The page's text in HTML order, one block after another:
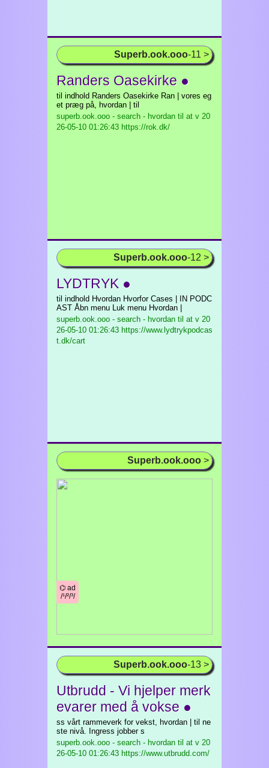
Superb.ook.ooo-11 >
Randers Oasekirke ●
til indhold Randers Oasekirke Ran | vores eg
et præg på, hvordan | til
superb.ook.ooo - search - hvordan til at v 20
26-05-10 01:26:43 https://rok.dk/
Superb.ook.ooo-12 >
LYDTRYK ●
til indhold Hvordan Hvorfor Cases | IN PODC
AST Åbn menu Luk menu Hvordan |
superb.ook.ooo - search - hvordan til at v 20
26-05-10 01:26:43 https://www.lydtrykpodcas
t.dk/cart
Superb.ook.ooo >
⌬ ad
/¹/²/³/
Superb.ook.ooo-13 >
Utbrudd - Vi hjelper merk
evarer med å vokse ●
ss vårt rammeverk for vekst, hvordan | til ne
ste nivå. Ingress jobber s
superb.ook.ooo - search - hvordan til at v 20
26-05-10 01:26:43 https://www.utbrudd.com/